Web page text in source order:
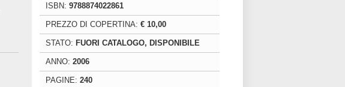
ISBN: 9788874022861
PREZZO DI COPERTINA: € 10,00
STATO: FUORI CATALOGO, DISPONIBILE
ANNO: 2006
PAGINE: 240